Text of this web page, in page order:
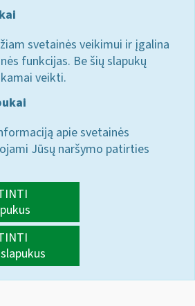
svetainės veikimui ir įgalina
funkcijas. Be šių slapukų
veikti.
apie svetainės
Jūsų naršymo patirties